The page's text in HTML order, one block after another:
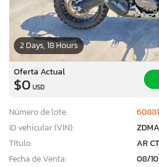
2 Days, 18 Hours
Oferta Actual
$0 USD
Número de lote:
ID vehicular (VIN):
Título:
AR CT
Fecha de Venta:
08/